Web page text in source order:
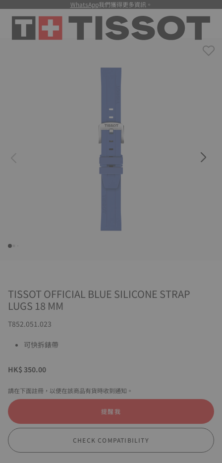
WhatsApp我們獲得更多資訊。
TISSOT OFFICIAL BLUE SILICONE STRAP
LUGS 18 MM
T852.051.023
可快拆錶帶
HK$ 350.00
請在下面註冊，以便在該商品有貨時收到通知。
提醒我
CHECK COMPATIBILITY